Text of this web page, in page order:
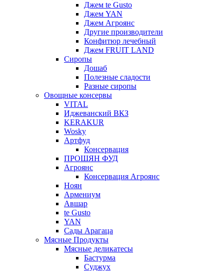
Джем te Gusto
Джем YAN
Джем Агроянс
Другие производители
Конфитюр лечебный
Джем FRUIT LAND
Сиропы
Дошаб
Полезные сладости
Разные сиропы
Овощные консервы
VITAL
Иджеванский ВКЗ
KERAKUR
Wosky
Артфуд
Консервация
ПРОШЯН ФУД
Агроянс
Консервация Агроянс
Ноян
Армениум
Авшар
te Gusto
YAN
Сады Арагаца
Мясные Продукты
Мясные деликатесы
Бастурма
Суджух